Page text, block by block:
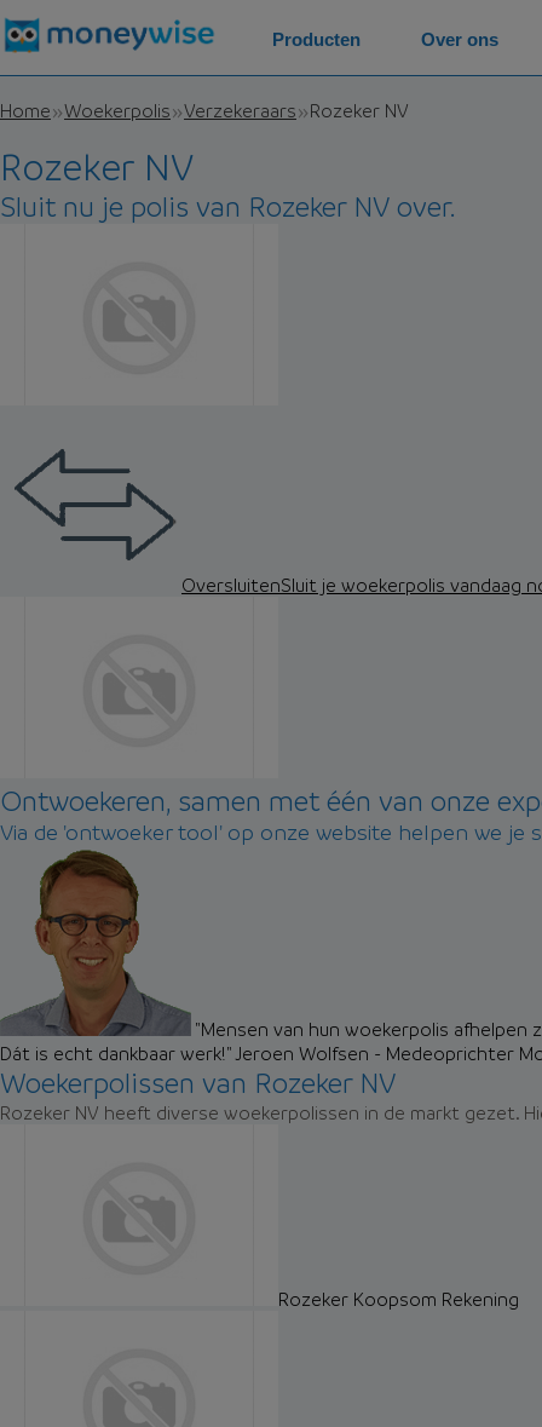
Home Woekerpolis Verzekeraars Rozeker NV
Rozeker NV
Sluit nu je polis van Rozeker NV over.
OversluitenSluit je woekerpolis vandaag
Ontwoekeren, samen met één van onze
Via de 'ontwoeker tool' op onze website helpen we je
"Mensen van hun woekerpolis
Dát is echt dankbaar werk!"Jeroen Wolfsen - Medeoprichter
Woekerpolissen van Rozeker NV
Rozeker NV heeft diverse woekerpolissen in de markt gezet.
Rozeker Koopsom Rekening
Producten Over ons